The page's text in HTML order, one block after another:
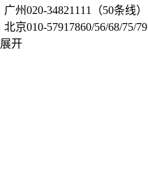
广州020-34821111（50条线）
北京010-57917860/56/68/75/79
展开